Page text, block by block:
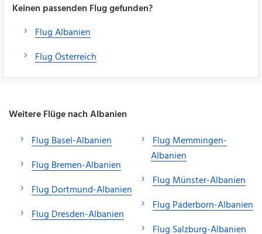
Keinen passenden Flug gefunden?
Flug Albanien
Flug Österreich
Weitere Flüge nach Albanien
Flug Basel-Albanien
Flug Bremen-Albanien
Flug Dortmund-Albanien
Flug Dresden-Albanien
Flug Memmingen-
Albanien
Flug Münster-Albanien
Flug Paderborn-Albanien
Flug Salzburg-Albanien